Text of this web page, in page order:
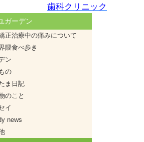
歯科クリニック
ガーデン
正治療中の痛みについて
隈食べ歩き
ン
の
ま日記
のこと
イ
news